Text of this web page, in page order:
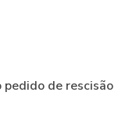
de rescisão